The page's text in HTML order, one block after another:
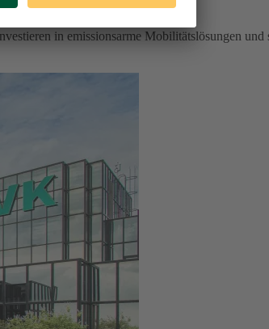
in emissionsarme Mobilitätslösungen